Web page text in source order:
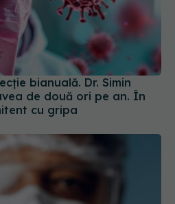
de două ori pe an. În
cu gripa